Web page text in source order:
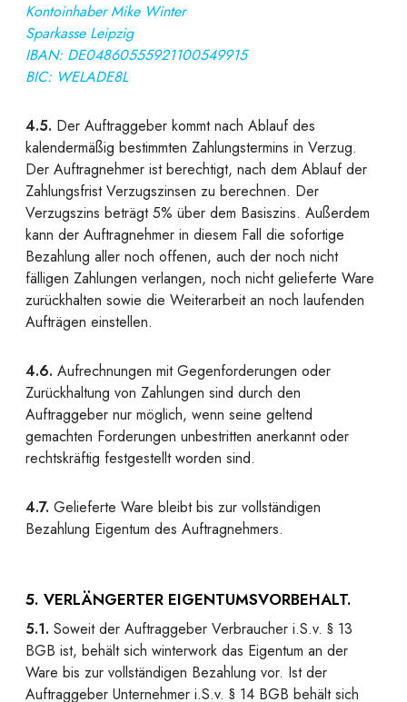
Kontoinhaber Mike Winter
Sparkasse Leipzig
IBAN: DE04860555921100549915
BIC: WELADE8L
4.5. Der Auftraggeber kommt nach Ablauf des
kalendermäßig bestimmten Zahlungstermins in Verzug.
Der Auftragnehmer ist berechtigt, nach dem Ablauf der
Zahlungsfrist Verzugszinsen zu berechnen. Der
Verzugszins beträgt 5% über dem Basiszins. Außerdem
kann der Auftragnehmer in diesem Fall die sofortige
Bezahlung aller noch offenen, auch der noch nicht
fälligen Zahlungen verlangen, noch nicht gelieferte Ware
zurückhalten sowie die Weiterarbeit an noch laufenden
Aufträgen einstellen.
4.6. Aufrechnungen mit Gegenforderungen oder
Zurückhaltung von Zahlungen sind durch den
Auftraggeber nur möglich, wenn seine geltend
gemachten Forderungen unbestritten anerkannt oder
rechtskräftig festgestellt worden sind.
4.7. Gelieferte Ware bleibt bis zur vollständigen
Bezahlung Eigentum des Auftragnehmers.
5. VERLÄNGERTER EIGENTUMSVORBEHALT.
5.1. Soweit der Auftraggeber Verbraucher i.S.v. § 13
BGB ist, behält sich winterwork das Eigentum an der
Ware bis zur vollständigen Bezahlung vor. Ist der
Auftraggeber Unternehmer i.S.v. § 14 BGB behält sich